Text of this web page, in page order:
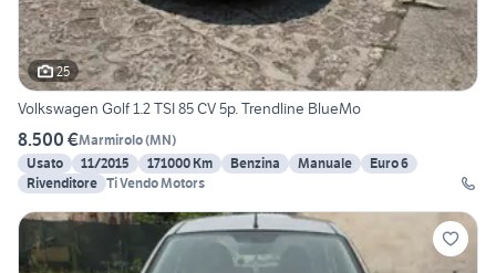
25
Volkswagen Golf 1.2 TSI 85 CV 5p. Trendline BlueMo
8.500 €Marmirolo(MN)
Usato
11/2015 171000 Km Benzina Manuale
Euro 6
Rivenditore Ti Vendo Motors